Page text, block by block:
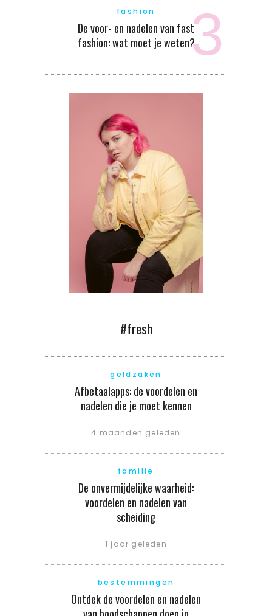
fashion
De voor- en nadelen van fast
fashion: wat moet je weten?
#fresh
geldzaken
Afbetaalapps: de voordelen en
nadelen die je moet kennen
4 maanden geleden
familie
De onvermijdelijke waarheid:
voordelen en nadelen van
scheiding
1 jaar geleden
bestemmingen
Ontdek de voordelen en nadelen